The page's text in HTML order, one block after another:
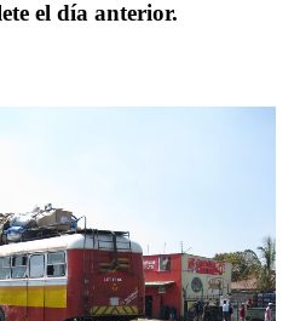
el día anterior.